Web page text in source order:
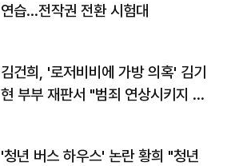
연습…전작권 전환 시험대
김건희, '로저비비에 가방 의혹' 김기
현 부부 재판서 "범죄 연상시키지 말
'청년 버스 하우스' 논란 황희 "청년